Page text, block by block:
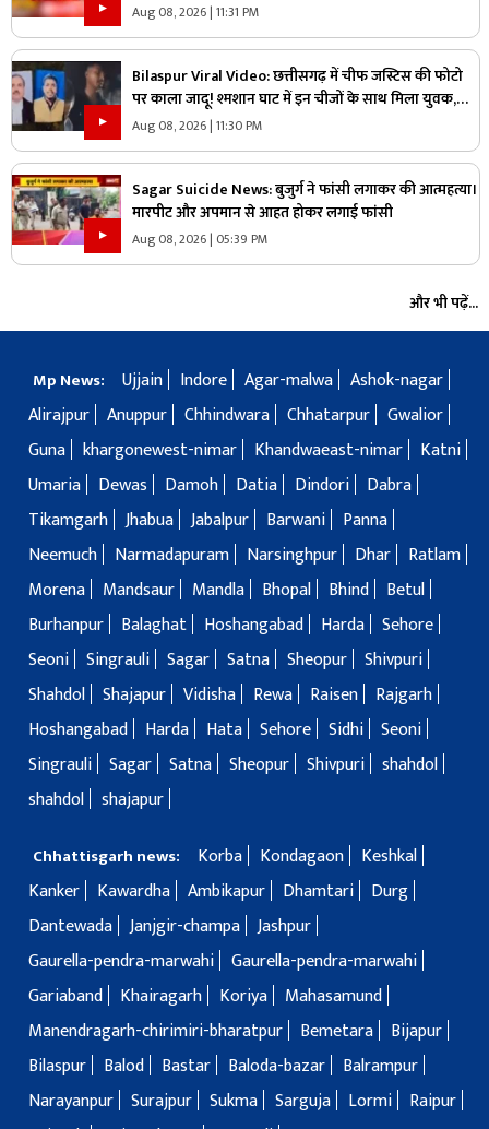
आरती के अधिकार को लेकर क्यों उग्र हुए पंडित?
Aug 08, 2026 | 11:31 PM
Bilaspur Viral Video: छत्तीसगढ़ में चीफ जस्टिस की फोटो
पर काला जादू! श्मशान घाट में इन चीजों के साथ मिला युवक,
देखिए ये पूरा वीडियो
Aug 08, 2026 | 11:30 PM
Sagar Suicide News: बुजुर्ग ने फांसी लगाकर की आत्महत्या।
मारपीट और अपमान से आहत होकर लगाई फांसी
Aug 08, 2026 | 05:39 PM
और भी पढ़ें...
Mp News: Ujjain Indore Agar-malwa Ashok-nagar
Alirajpur Anuppur Chhindwara Chhatarpur Gwalior
Guna khargonewest-nimar Khandwaeast-nimar
Katni
Umaria
Dewas Damoh Datia Dindori
Dabra
Tikamgarh Jhabua Jabalpur Barwani
Panna
Neemuch
Narmadapuram Narsinghpur Dhar
Ratlam
Morena
Mandsaur Mandla Bhopal Bhind
Betul
Burhanpur
Balaghat Hoshangabad Harda Sehore
Seoni Singrauli Sagar Satna Sheopur Shivpuri
Shahdol Shajapur Vidisha Rewa Raisen
Rajgarh
Hoshangabad
Harda Hata Sehore Sidhi Seoni
Singrauli Sagar Satna Sheopur Shivpuri shahdol
shahdol shajapur
Chhattisgarh news: Korba Kondagaon
Keshkal
Kanker
Kawardha Ambikapur Dhamtari
Durg
Dantewada Janjgir-champa Jashpur
Gaurella-pendra-marwahi Gaurella-pendra-marwahi
Gariaband
Khairagarh Koriya
Mahasamund
Manendragarh-chirimiri-bharatpur
Bemetara
Bijapur
Bilaspur
Balod Bastar Baloda-bazar
Balrampur
Narayanpur Surajpur Sukma Sarguja Lormi
Raipur